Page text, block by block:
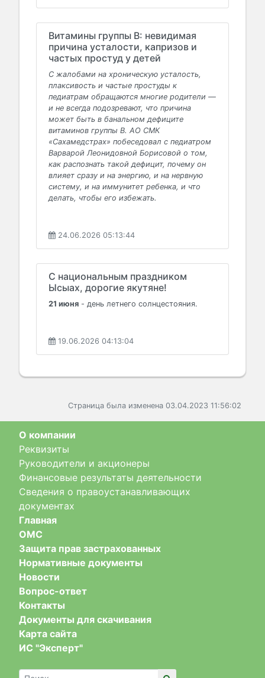
Витамины группы В: невидимая
причина усталости, капризов и
частых простуд у детей
С жалобами на хроническую усталость,
плаксивость и частые простуды к
педиатрам обращаются многие родители —
и не всегда подозревают, что причина
может быть в банальном дефиците
витаминов группы В. АО СМК
«Сахамедстрах» побеседовал с педиатром
Варварой Леонидовной Борисовой о том,
как распознать такой дефицит, почему он
влияет сразу и на энергию, и на нервную
систему, и на иммунитет ребенка, и что
делать, чтобы его избежать.
24.06.2026 05:13:44
С национальным праздником
Ысыах, дорогие якутяне!
21 июня - день летнего солнцестояния.
19.06.2026 04:13:04
Страница была изменена 03.04.2023 11:56:02
О компании
Реквизиты
Руководители и акционеры
Финансовые результаты деятельности
Сведения о правоустанавливающих
документах
Главная
ОМС
Защита прав застрахованных
Нормативные документы
Новости
Вопрос-ответ
Контакты
Документы для скачивания
Карта сайта
ИС "Эксперт"